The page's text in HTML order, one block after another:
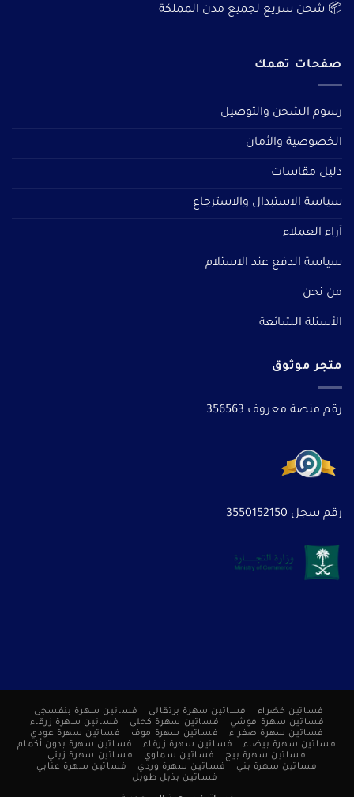
📦 شحن سريع لجميع مدن المملكة
صفحات تهمك
رسوم الشحن والتوصيل
الخصوصية والأمان
دليل مقاسات
سياسة الاستبدال والاسترجاع
آراء العملاء
سياسة الدفع عند الاستلام
من نحن
الأسئلة الشائعة
متجر موثوق
رقم منصة معروف 356563
رقم سجل 3550152150
فساتين خضراء فساتين سهرة برتقالى
فساتين سهرة بنفسجى
فساتين سهرة فوشي
فساتين سهرة كحلى
فساتين سهرة زرقاء
فساتين سهرة صفراء
فساتين سهرة موف
فساتين سهرة عودي
فساتين سهرة بيضاء
فساتين سهرة زرقاء
فساتين سهرة بدون أكمام
فساتين سهرة بيج
فساتين سماوي
فساتين سهرة زيتي
فساتين سهرة بني
فساتين سهرة وردي
فساتين سهرة عنابي
فساتين بذيل طويل